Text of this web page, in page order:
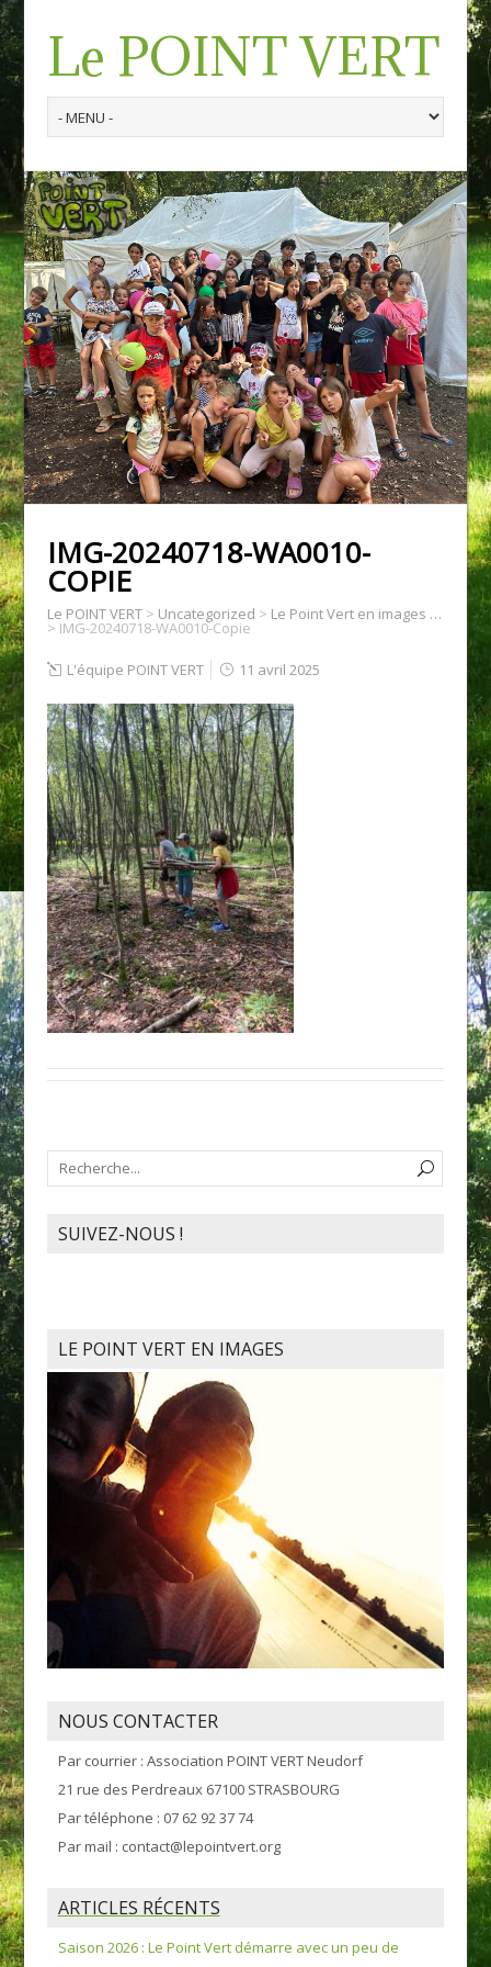
Le POINT VERT
IMG-20240718-WA0010-
COPIE
Le POINT VERT> Uncategorized > Le Point Vert en images …
> IMG-20240718-WA0010-Copie
L'équipe POINT VERT 11 avril 2025
SUIVEZ-NOUS !
LE POINT VERT EN IMAGES
NOUS CONTACTER
Par courrier : Association POINT VERT Neudorf
21 rue des Perdreaux 67100 STRASBOURG
Par téléphone : 07 62 92 37 74
Par mail : contact@lepointvert.org
ARTICLES RÉCENTS
Saison 2026 : Le Point Vert démarre avec un peu de